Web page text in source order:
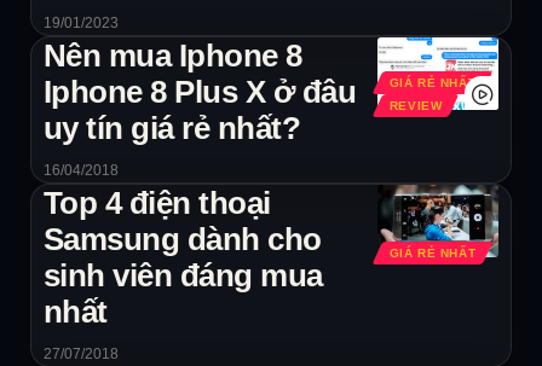
19/01/2023
GIÁ RẺ NHẤT
REVIEW
Nên mua Iphone 8
Iphone 8 Plus X ở đâu
uy tín giá rẻ nhất?
16/04/2018
GIÁ RẺ NHẤT
Top 4 điện thoại
Samsung dành cho
sinh viên đáng mua
nhất
27/07/2018